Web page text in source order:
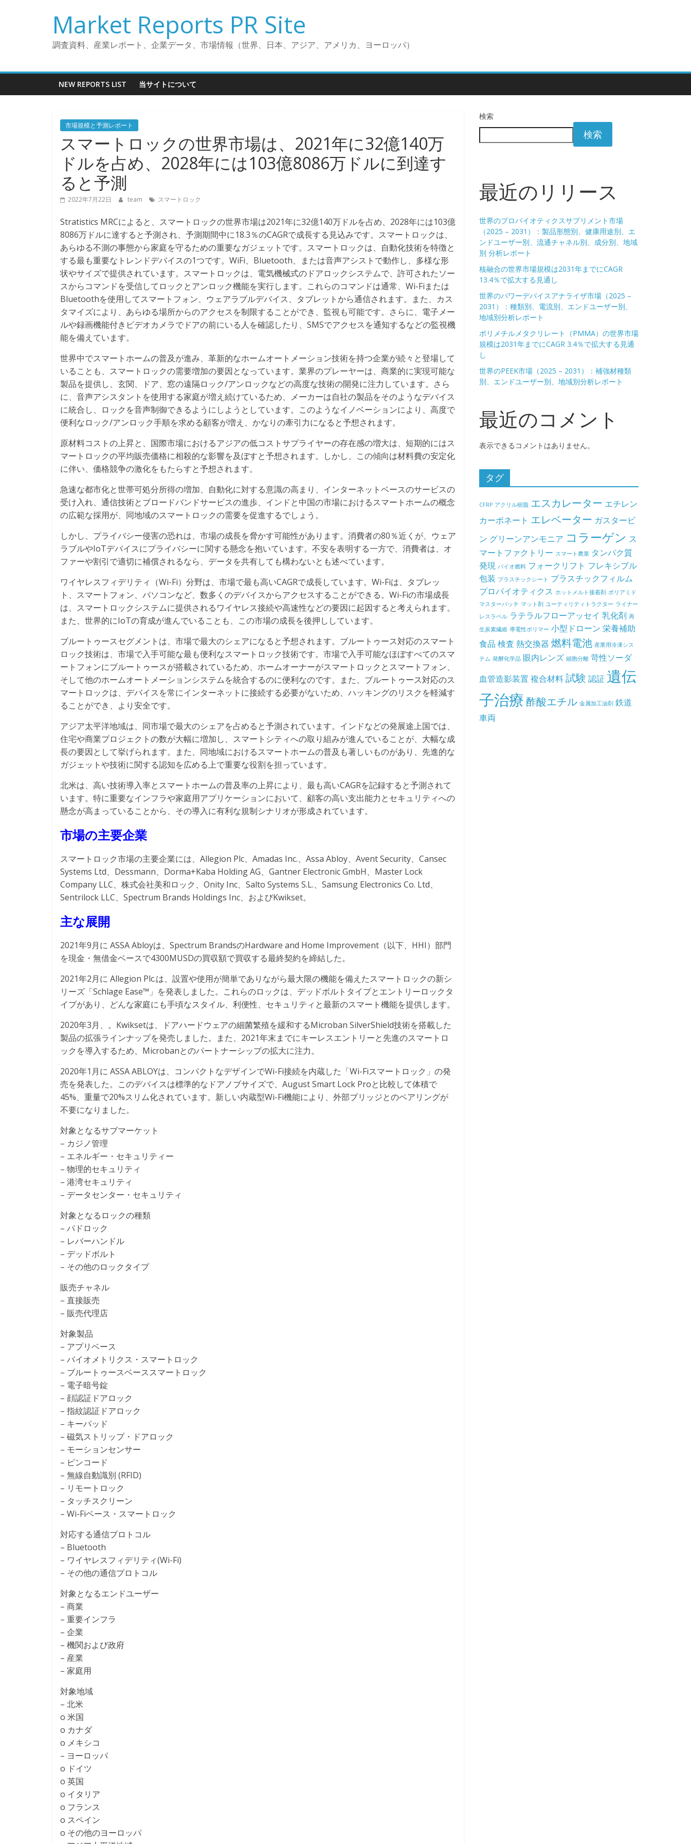
へ
キ
Market Reports PR Site
調査資料、産業レポート、企業データ、市場情報（世界、日本、アジア、アメリカ、ヨーロッパ）
NEW REPORTS LIST 当サイトについて
市場規模と予測レポート
スマートロックの世界市場は、2021年に32億140万
ドルを占め、2028年には103億8086万ドルに到達す
ると予測
2022年7月22日 team スマートロック
Stratistics MRCによると、スマートロックの世界市場は2021年に32億140万ドルを占め、2028年には103億
8086万ドルに達すると予測され、予測期間中に18.3％のCAGRで成長する見込みです。スマートロックは、
あらゆる不測の事態から家庭を守るための重要なガジェットです。スマートロックは、自動化技術を特徴と
する最も重要なトレンドデバイスの1つです。WiFi、Bluetooth、または音声アシストで動作し、多様な形
状やサイズで提供されています。スマートロックは、電気機械式のドアロックシステムで、許可されたソー
スからコマンドを受信してロックとアンロック機能を実行します。これらのコマンドは通常、Wi-Fiまたは
Bluetoothを使用してスマートフォン、ウェアラブルデバイス、タブレットから通信されます。また、カス
タマイズにより、あらゆる場所からのアクセスを制限することができ、監視も可能です。さらに、電子メー
ルや録画機能付きビデオカメラでドアの前にいる人を確認したり、SMSでアクセスを通知するなどの監視機
能を備えています。
世界中でスマートホームの普及が進み、革新的なホームオートメーション技術を持つ企業が続々と登場して
いることも、スマートロックの需要増加の要因となっています。業界のプレーヤーは、商業的に実現可能な
製品を提供し、玄関、ドア、窓の遠隔ロック/アンロックなどの高度な技術の開発に注力しています。さら
に、音声アシスタントを使用する家庭が増え続けているため、メーカーは自社の製品をそのようなデバイス
に統合し、ロックを音声制御できるようにしようとしています。このようなイノベーションにより、高度で
便利なロック/アンロック手順を求める顧客が増え、かなりの牽引力になると予想されます。
原材料コストの上昇と、国際市場におけるアジアの低コストサプライヤーの存在感の増大は、短期的にはス
マートロックの平均販売価格に相殺的な影響を及ぼすと予想されます。しかし、この傾向は材料費の安定化
に伴い、価格競争の激化をもたらすと予想されます。
急速な都市化と世帯可処分所得の増加、自動化に対する意識の高まり、インターネットベースのサービスの
受け入れ、通信技術とブロードバンドサービスの進歩、インドと中国の市場におけるスマートホームの概念
の広範な採用が、同地域のスマートロックの需要を促進するでしょう。
しかし、プライバシー侵害の恐れは、市場の成長を脅かす可能性があります。消費者の80％近くが、ウェア
ラブルやIoTデバイスにプライバシーに関する懸念を抱いています。不安を表明する一方で、消費者は、オ
ファーや割引で適切に補償されるなら、データを共有しても構わないとも述べています。
ワイヤレスフィデリティ（Wi-Fi）分野は、市場で最も高いCAGRで成長しています。Wi-Fiは、タブレッ
ト、スマートフォン、パソコンなど、数多くのデバイスからアクセスすることができる。Wi-Fiの市場成長
は、スマートロックシステムに提供されるワイヤレス接続や高速性などの要因に起因すると考えられます。
また、世界的にIoTの育成が進んでいることも、この市場の成長を後押ししています。
ブルートゥースセグメントは、市場で最大のシェアになると予想されます。ブルートゥース対応のスマート
ロック技術は、市場で入手可能な最も便利なスマートロック技術です。市場で入手可能なほぼすべてのスマ
ートフォンにブルートゥースが搭載されているため、ホームオーナーがスマートロックとスマートフォン、
そして他のホームオートメーションシステムを統合するのに便利なのです。また、ブルートゥース対応のス
マートロックは、デバイスを常にインターネットに接続する必要がないため、ハッキングのリスクを軽減す
ることができ、より安全です。
アジア太平洋地域は、同市場で最大のシェアを占めると予測されています。インドなどの発展途上国では、
住宅や商業プロジェクトの数が大幅に増加し、スマートシティへの取り組みが進んでいることが、大幅な成
長の要因として挙げられます。また、同地域におけるスマートホームの普及も著しいものがあり、先進的な
ガジェットや技術に関する認知を広める上で重要な役割を担っています。
北米は、高い技術導入率とスマートホームの普及率の上昇により、最も高いCAGRを記録すると予測されて
います。特に重要なインフラや家庭用アプリケーションにおいて、顧客の高い支出能力とセキュリティへの
懸念が高まっていることから、その導入に有利な規制シナリオが形成されています。
市場の主要企業
スマートロック市場の主要企業には、Allegion Plc、Amadas Inc.、Assa Abloy、Avent Security、Cansec
Systems Ltd、Dessmann、Dorma+Kaba Holding AG、Gantner Electronic GmbH、Master Lock
Company LLC、株式会社美和ロック、Onity Inc、Salto Systems S.L.、Samsung Electronics Co. Ltd、
Sentrilock LLC、Spectrum Brands Holdings Inc、およびKwikset。
主な展開
2021年9月に ASSA Abloyは、Spectrum BrandsのHardware and Home Improvement（以下、HHI）部門
を現金・無借金ベースで4300MUSDの買収額で買収する最終契約を締結した。
2021年2月に Allegion Plc.は、設置や使用が簡単でありながら最大限の機能を備えたスマートロックの新シ
リーズ「Schlage Ease™」を発表しました。これらのロックは、デッドボルトタイプとエントリーロックタ
イプがあり、どんな家庭にも手頃なスタイル、利便性、セキュリティと最新のスマート機能を提供します。
2020年3月、。Kwiksetは、ドアハードウェアの細菌繁殖を緩和するMicroban SilverShield技術を搭載した
製品の拡張ラインナップを発売しました。また、2021年末までにキーレスエントリーと先進のスマートロ
ックを導入するため、Microbanとのパートナーシップの拡大に注力。
2020年1月に ASSA ABLOYは、コンパクトなデザインでWi-Fi接続を内蔵した「Wi-Fiスマートロック」の発
売を発表した。このデバイスは標準的なドアノブサイズで、August Smart Lock Proと比較して体積で
45%、重量で20%スリム化されています。新しい内蔵型Wi-Fi機能により、外部ブリッジとのペアリングが
不要になりました。
対象となるサブマーケット
– カジノ管理
– エネルギー・セキュリティー
– 物理的セキュリティ
– 港湾セキュリティ
– データセンター・セキュリティ
対象となるロックの種類
– パドロック
– レバーハンドル
– デッドボルト
– その他のロックタイプ
販売チャネル
– 直接販売
– 販売代理店
対象製品
– アプリベース
– バイオメトリクス・スマートロック
– ブルートゥースベーススマートロック
– 電子暗号錠
– 顔認証ドアロック
– 指紋認証ドアロック
– キーパッド
– 磁気ストリップ・ドアロック
– モーションセンサー
– ピンコード
– 無線自動識別 (RFID)
– リモートロック
– タッチスクリーン
– Wi-Fiベース・スマートロック
対応する通信プロトコル
– Bluetooth
– ワイヤレスフィデリティ(Wi-Fi)
– その他の通信プロトコル
対象となるエンドユーザー
– 商業
– 重要インフラ
– 企業
– 機関および政府
– 産業
– 家庭用
対象地域
– 北米
o 米国
o カナダ
o メキシコ
– ヨーロッパ
o ドイツ
o 英国
o イタリア
o フランス
o スペイン
o その他のヨーロッパ
検索
検索
最近のリリース
世界のプロバイオティクスサプリメント市場
（2025 – 2031）：製品形態別、健康用途別、エ
ンドユーザー別、流通チャネル別、成分別、地域
別 分析レポート
核融合の世界市場規模は2031年までにCAGR
13.4％で拡大する見通し
世界のパワーデバイスアナライザ市場（2025 –
2031）：種類別、電流別、エンドユーザー別、
地域別分析レポート
ポリメチルメタクリレート（PMMA）の世界市場
規模は2031年までにCAGR 3.4％で拡大する見通
し
世界のPEEK市場（2025 – 2031）：補強材種類
別、エンドユーザー別、地域別分析レポート
最近のコメント
表示できるコメントはありません。
タグ
CFRP アクリル樹脂 エスカレーター エチレン
カーボネート エレベーター ガスタービ
ン グリーンアンモニア コラーゲン ス
マートファクトリー スマート農業 タンパク質
発現 バイオ燃料 フォークリフト フレキシブル
包装 プラスチックシート プラスチックフィルム
プロバイオティクス ホットメルト接着剤 ポリアミド
マスターバッチ マット剤 ユーティリティトラクター ライナー
レスラベル ラテラルフローアッセイ 乳化剤 再
生炭素繊維 導電性ポリマー 小型ドローン 栄養補助
食品 検査 熱交換器 燃料電池 産業用冷凍シス
テム 発酵化学品 眼内レンズ 細胞分離 苛性ソーダ
血管造影装置 複合材料試験 認証 遺伝
子治療 酢酸エチル 金属加工油剤 鉄道
車両